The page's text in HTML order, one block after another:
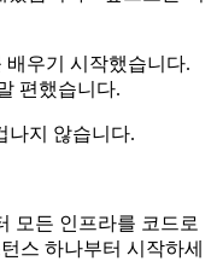
배우기 시작했습니다.
편했습니다.
나지 않습니다.
모든 인프라를 코드로
스 하나부터 시작하세